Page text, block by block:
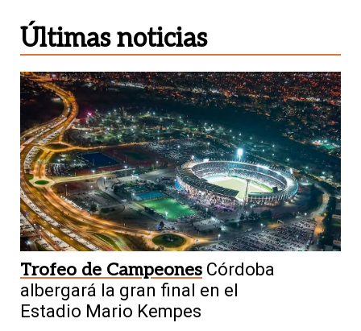
Últimas noticias
Trofeo de Campeones Córdoba
albergará la gran final en el
Estadio Mario Kempes